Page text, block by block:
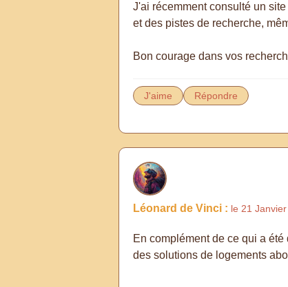
J'ai récemment consulté un
et des pistes de recherche,
Bon courage dans vos
J'aime Répondre
Léonard de Vinci : le 21
En complément de ce qui a
des solutions de logements